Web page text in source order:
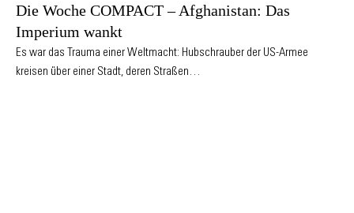
Die Woche COMPACT – Afghanistan: Das
Imperium wankt
Es war das Trauma einer Weltmacht: Hubschrauber der US-Armee
kreisen über einer Stadt, deren Straßen…